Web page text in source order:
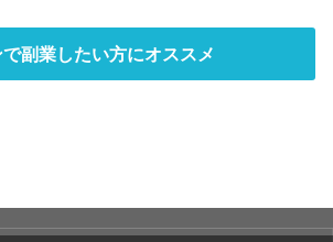
で副業したい方にオススメ